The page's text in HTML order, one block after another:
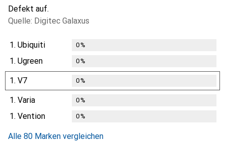
Defekt auf.
Quelle: Digitec Galaxus
1. Ubiquiti 0%
1. Ugreen 0%
1. V7 0%
1. Varia 0%
1. Vention 0%
Alle 80 Marken vergleichen